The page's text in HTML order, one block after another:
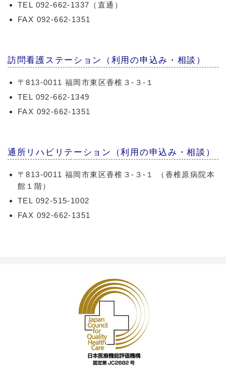
TEL 092-662-1337（直通）
FAX 092-662-1351
訪問看護ステーション（利用の申込み・相談）
〒813-0011 福岡市東区香椎３-３-１
TEL 092-662-1349
FAX 092-662-1351
通所リハビリテーション（利用の申込み・相談）
〒813-0011 福岡市東区香椎３-３-１ （香椎原病院本
館１階）
TEL 092-515-1002
FAX 092-662-1351